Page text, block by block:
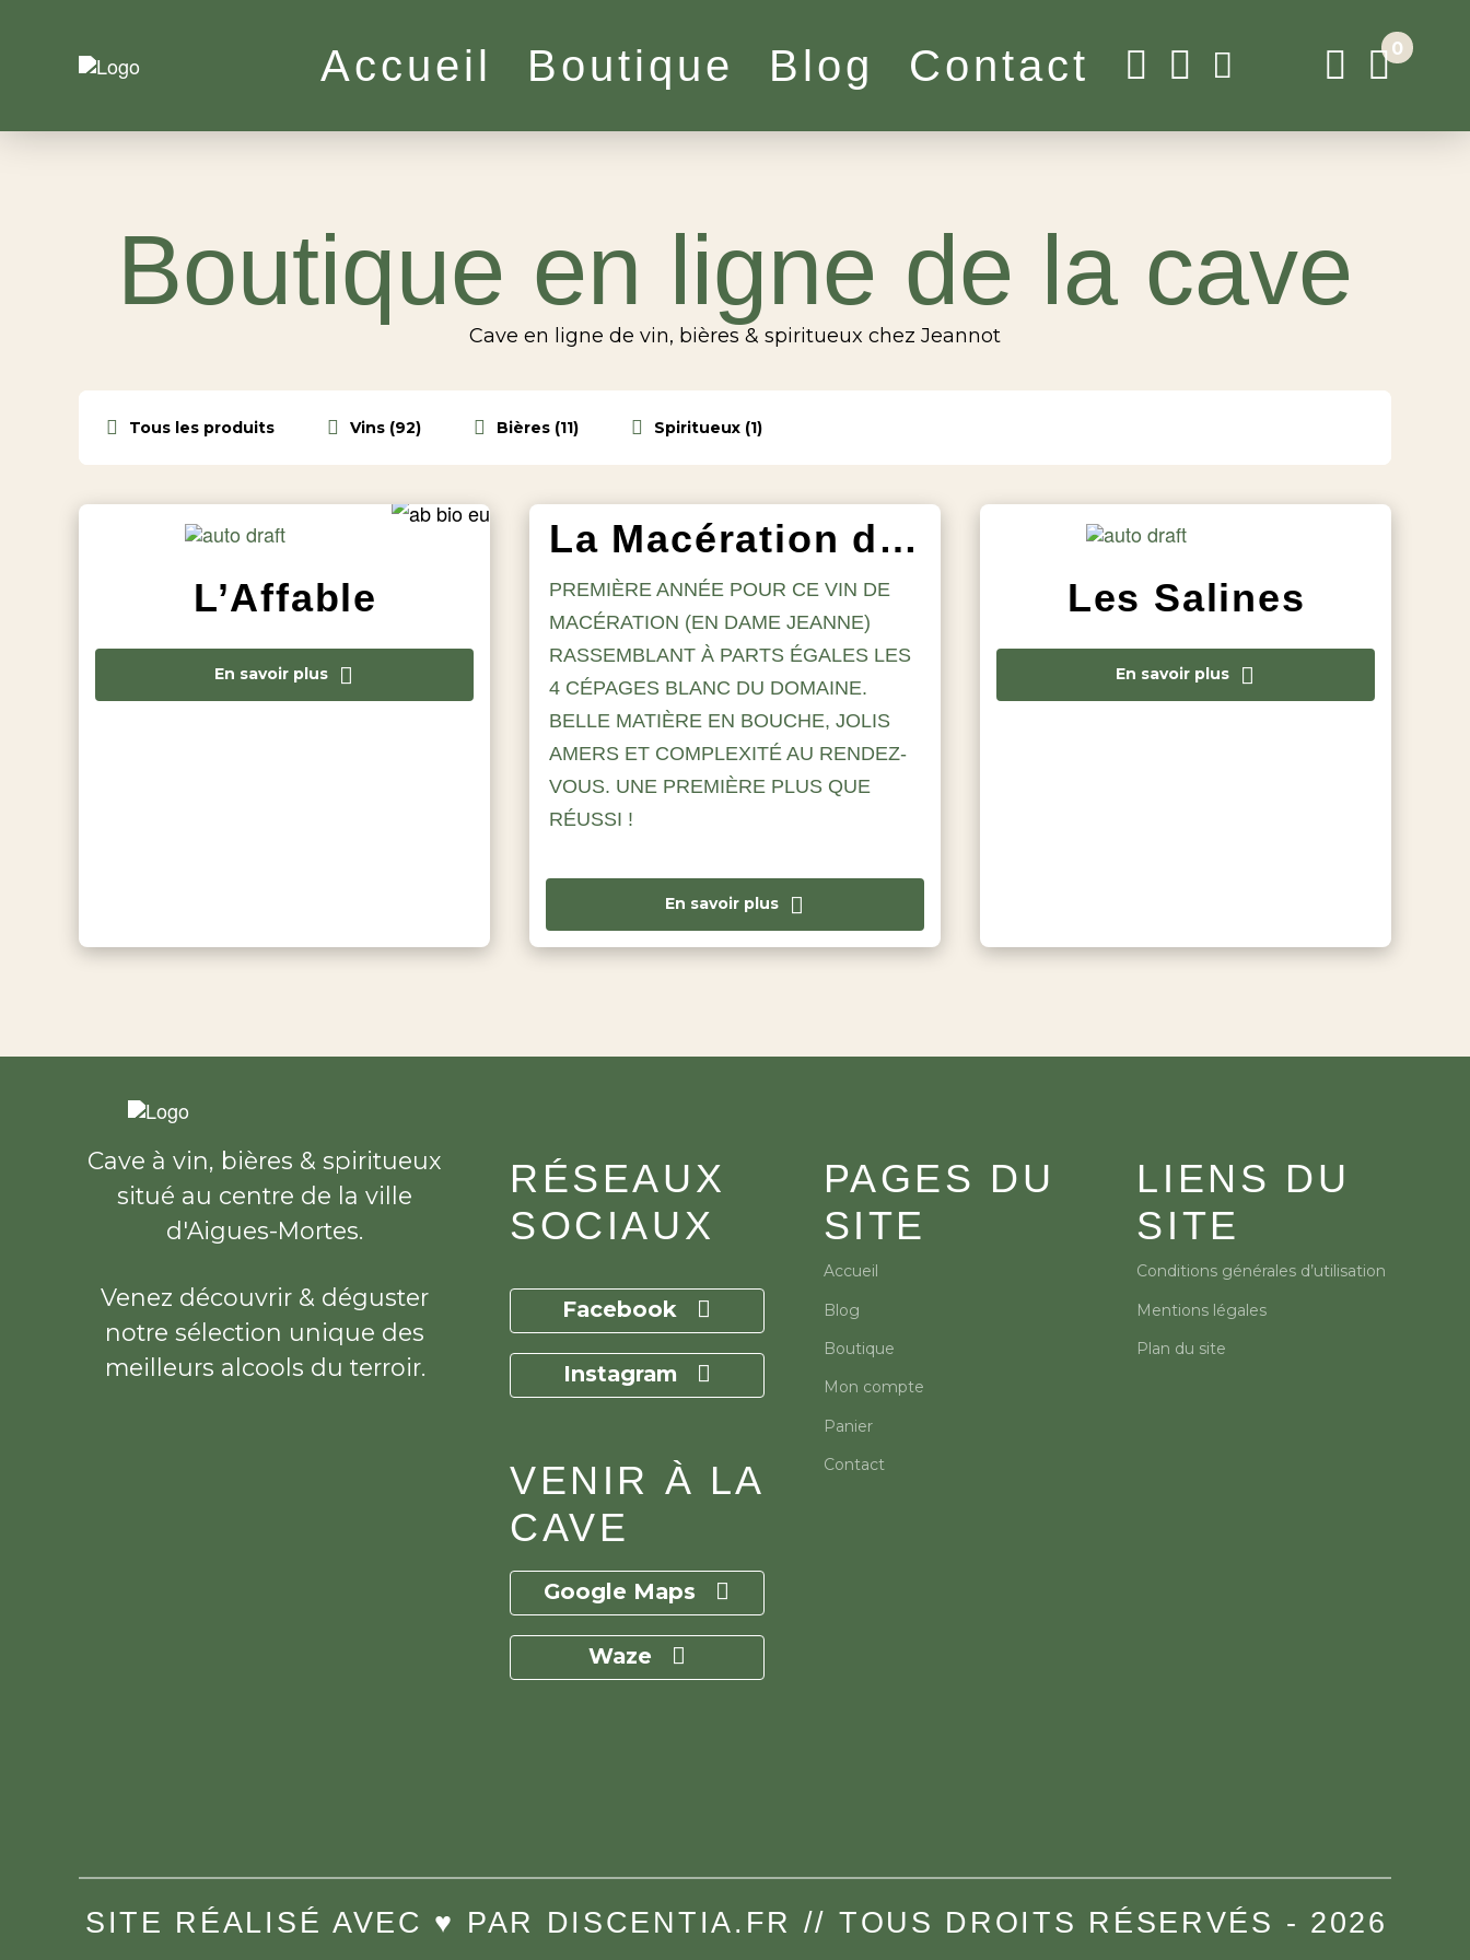
Accueil Boutique Blog Contact 0
Boutique en ligne de la cave
Cave en ligne de vin, bières & spiritueux chez Jeannot
Tous les produits Vins (92) Bières (11) Spiritueux (1)
L’Affable
En savoir plus
La Macération des Salines
PREMIÈRE ANNÉE POUR CE VIN DE
MACÉRATION (EN DAME JEANNE)
RASSEMBLANT À PARTS ÉGALES LES
4 CÉPAGES BLANC DU DOMAINE.
BELLE MATIÈRE EN BOUCHE, JOLIS
AMERS ET COMPLEXITÉ AU RENDEZ-
VOUS. UNE PREMIÈRE PLUS QUE
RÉUSSI !
En savoir plus
Les Salines
En savoir plus
Cave à vin, bières & spiritueux
situé au centre de la ville
d'Aigues-Mortes.
Venez découvrir & déguster
notre sélection unique des
meilleurs alcools du terroir.
RÉSEAUX
SOCIAUX
Facebook
Instagram
VENIR À LA
CAVE
Google Maps
Waze
PAGES DU
SITE
Accueil
Blog
Boutique
Mon compte
Panier
Contact
LIENS DU
SITE
Conditions générales d’utilisation
Mentions légales
Plan du site
SITE RÉALISÉ AVEC ♥️ PAR DISCENTIA.FR // TOUS DROITS RÉSERVÉS - 2026